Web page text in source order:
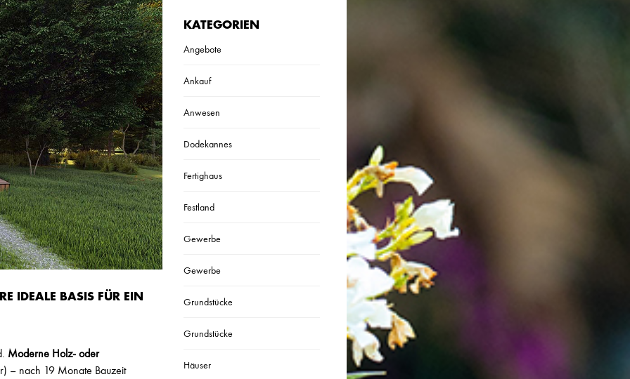
A
T
T
I
C
A
4
8
F
E
R
I
E
N
H
A
U
S
IDEALE BASIS FÜR EIN
Moderne Holz- oder
– nach 19 Monate Bauzeit
KATEGORIEN
Angebote
Ankauf
Anwesen
Dodekannes
Fertighaus
Festland
Gewerbe
Gewerbe
Grundstücke
Grundstücke
Häuser